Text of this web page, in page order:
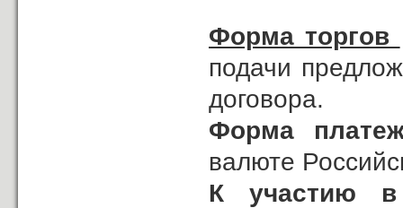
Форма торгов
подачи
договора.
Форма
валюте
К участию в